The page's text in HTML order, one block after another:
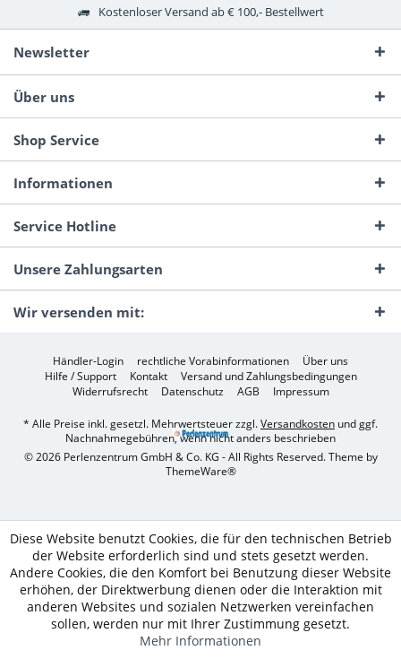
Kostenloser Versand ab € 100,- Bestellwert
Newsletter
Über uns
Shop Service
Informationen
Service Hotline
Unsere Zahlungsarten
Wir versenden mit:
Händler-Login rechtliche Vorabinformationen
Über uns
Hilfe / Support
Kontakt
Versand und Zahlungsbedingungen
Widerrufsrecht
Datenschutz AGB Impressum
* Alle Preise inkl. gesetzl. Mehrwertsteuer zzgl.Versandkosten und ggf.
Nachnahmegebühren, wenn nicht anders beschrieben
© 2026 Perlenzentrum GmbH & Co. KG - All Rights Reserved. Theme by
ThemeWare®
Diese Website benutzt Cookies, die für den technischen Betrieb
der Website erforderlich sind und stets gesetzt werden.
Andere Cookies, die den Komfort bei Benutzung dieser Website
erhöhen, der Direktwerbung dienen oder die Interaktion mit
anderen Websites und sozialen Netzwerken vereinfachen
sollen, werden nur mit Ihrer Zustimmung gesetzt.
Mehr Informationen